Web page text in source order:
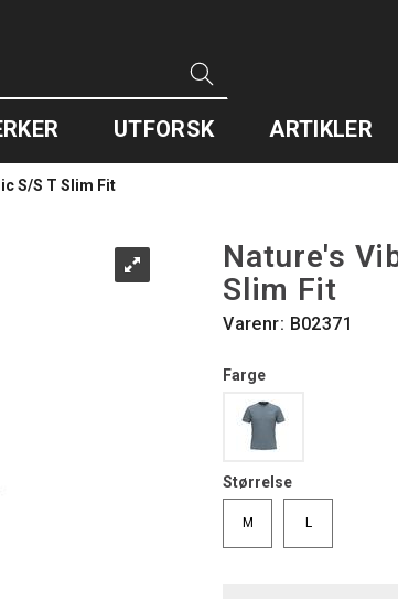
UTFORSK ARTIKLER
S/S T Slim Fit
Nature's
Slim Fit
Varenr: B02371
Farge
Størrelse
M L